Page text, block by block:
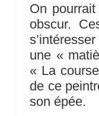
On
obscur.
une «
« La
de ce
son épée.